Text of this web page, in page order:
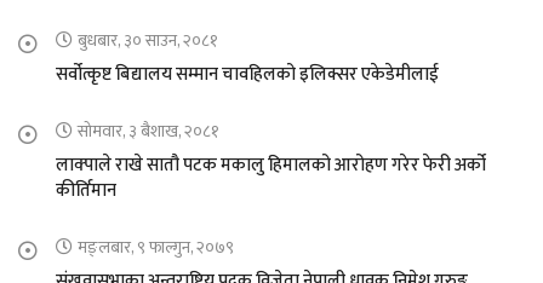
बुधबार, ३० साउन, २०८१
सर्वोत्कृष्ट बिद्यालय सम्मान चावहिलको इलिक्सर एकेडेमीलाई
सोमवार, ३ बैशाख, २०८१
लाक्पाले राखे सातौ पटक मकालु हिमालको आरोहण गरेर फेरी अर्को
कीर्तिमान
मङ्लबार, ९ फाल्गुन, २०७९